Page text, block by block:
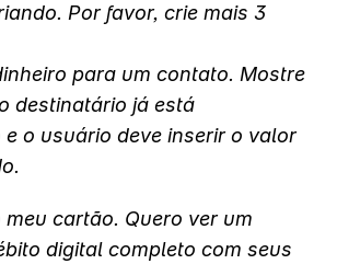
Por favor, crie mais 3
para um contato. Mostre
destinatário já está
o usuário deve inserir o valor
cartão. Quero ver um
digital completo com seus